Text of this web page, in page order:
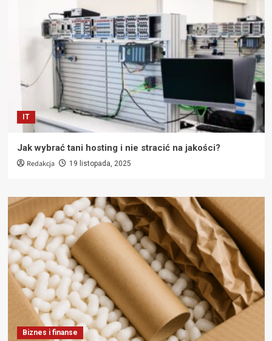
IT
Jak wybrać tani hosting i nie stracić na jakości?
Redakcja 19 listopada, 2025
Biznes i finanse